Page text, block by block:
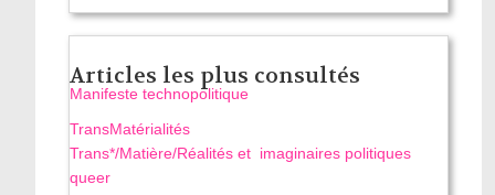
Articles les plus consultés
Manifeste technopolitique
TransMatérialités
Trans*/Matière/Réalités et imaginaires politiques
queer